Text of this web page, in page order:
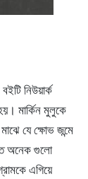
নিউয়ার্ক
মার্কিন মুলুকে
যে ক্ষোভ জন্মে
অনেক গুলো
এগিয়ে